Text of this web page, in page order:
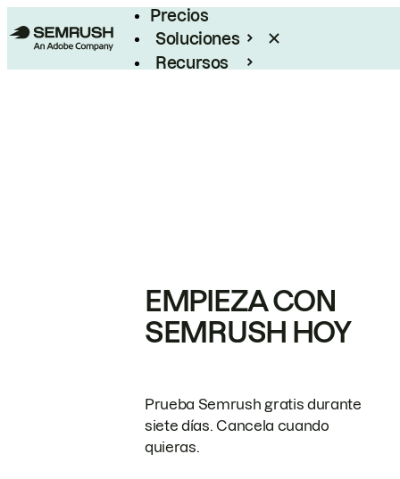
Precios
Soluciones
Recursos
EMPIEZA CON
SEMRUSH HOY
Prueba Semrush gratis durante
siete días. Cancela cuando
quieras.